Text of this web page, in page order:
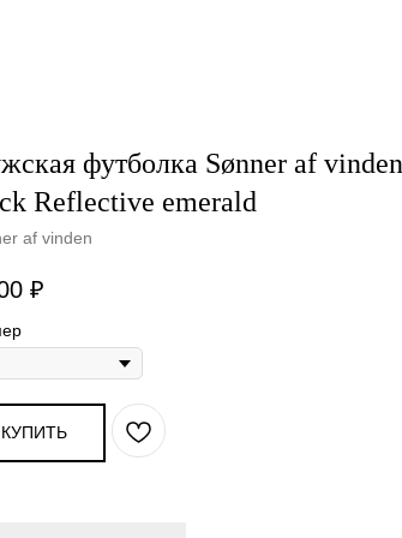
футболка Sønner af
Reflective emerald
af vinden
₽
КУПИТЬ